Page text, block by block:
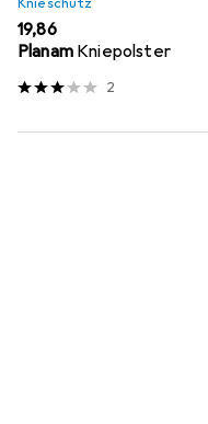
EUR
19,86
Planam Kniepolster
2